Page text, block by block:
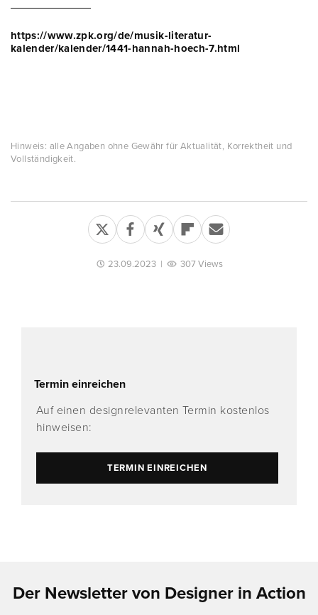
https://www.zpk.org/de/musik-literatur-
kalender/kalender/1441-hannah-hoech-7.html
Hinweis: alle Angaben ohne Gewähr für Aktualität, Korrektheit und
Vollständigkeit.
23.09.2023| 307 Views
Termin einreichen
Auf einen designrelevanten Termin kostenlos
hinweisen:
TERMIN EINREICHEN
Der Newsletter von Designer in Action